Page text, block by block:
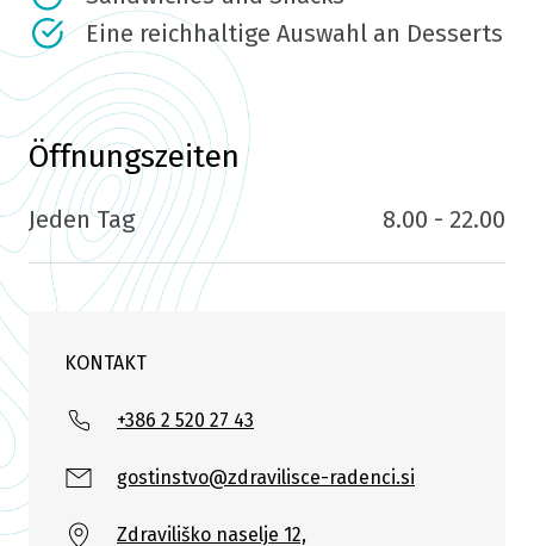
Eine reichhaltige Auswahl an Desserts
Öffnungszeiten
Jeden Tag 8.00 - 22.00
KONTAKT
+386 2 520 27 43
gostinstvo@zdravilisce-radenci.si
Zdraviliško naselje 12,